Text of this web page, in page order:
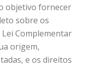
objetivo fornecer
sobre os
Complementar
origem,
e os direitos